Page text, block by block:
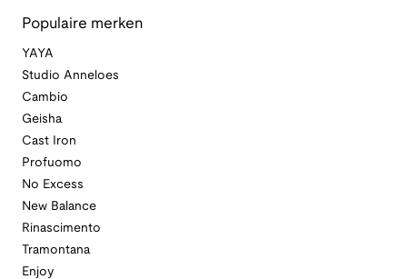
Populaire merken
YAYA
Studio Anneloes
Cambio
Geisha
Cast Iron
Profuomo
No Excess
New Balance
Rinascimento
Tramontana
Enjoy